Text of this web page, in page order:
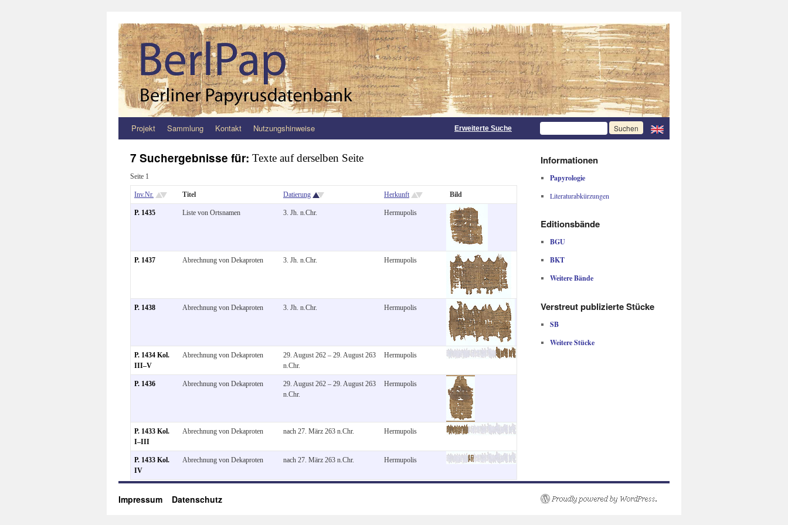
Zum
springen
Projekt Sammlung Kontakt Nutzungshinweise Erweiterte Suche
7 Suchergebnisse für: Texte auf derselben Seite
Seite 1
Inv.Nr. Titel Datierung Herkunft Bild
P. 1435 Liste von Ortsnamen 3. Jh. n.Chr. Hermupolis
P. 1437 Abrechnung von Dekaproten 3. Jh. n.Chr. Hermupolis
P. 1438 Abrechnung von Dekaproten 3. Jh. n.Chr. Hermupolis
P. 1434 Kol.
III–V
Abrechnung von Dekaproten
29. August 262 – 29. August 263
n.Chr.
Hermupolis
P. 1436 Abrechnung von Dekaproten
29. August 262 – 29. August 263
n.Chr.
Hermupolis
P. 1433 Kol.
I–III
Abrechnung von Dekaproten nach 27. März 263 n.Chr. Hermupolis
P. 1433 Kol.
IV
Abrechnung von Dekaproten nach 27. März 263 n.Chr. Hermupolis
Informationen
Papyrologie
Literaturabkürzungen
Editionsbände
BGU
BKT
Weitere Bände
Verstreut publizierte Stücke
SB
Weitere Stücke
Impressum Datenschutz